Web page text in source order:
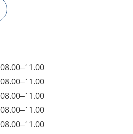
08.00–11.00
08.00–11.00
08.00–11.00
08.00–11.00
08.00–11.00